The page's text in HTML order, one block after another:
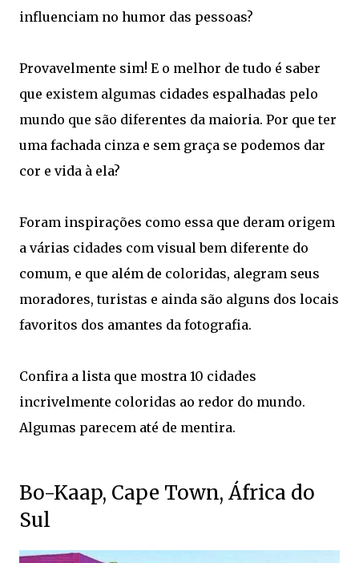
influenciam no humor das pessoas?
Provavelmente sim! E o melhor de tudo é saber
que existem algumas cidades espalhadas pelo
mundo que são diferentes da maioria. Por que ter
uma fachada cinza e sem graça se podemos dar
cor e vida à ela?
Foram inspirações como essa que deram origem
a várias cidades com visual bem diferente do
comum, e que além de coloridas, alegram seus
moradores, turistas e ainda são alguns dos locais
favoritos dos amantes da fotografia.
Confira a lista que mostra 10 cidades
incrivelmente coloridas ao redor do mundo.
Algumas parecem até de mentira.
Bo-Kaap, Cape Town, África do
Sul